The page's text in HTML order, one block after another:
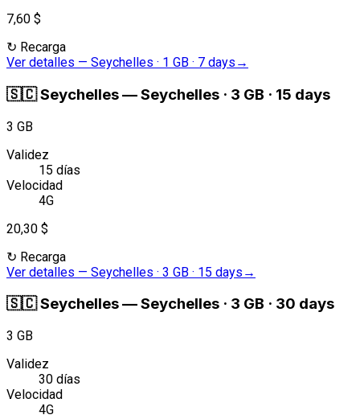
7,60 $
↻ Recarga
Ver detalles — Seychelles · 1 GB · 7 days →
🇸🇨Seychelles—Seychelles · 3 GB · 15 days
3 GB
Validez
15 días
Velocidad
4G
20,30 $
↻ Recarga
Ver detalles — Seychelles · 3 GB · 15 days →
🇸🇨Seychelles—Seychelles · 3 GB · 30 days
3 GB
Validez
30 días
Velocidad
4G